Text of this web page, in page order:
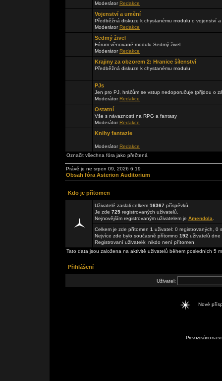
ModerátorRedakce
Vojenství a umění
Předběžná diskuze k chystanému modulu o vojenství
ModerátorRedakce
Sedmý živel
Fórum věnované modulu Sedmý živel
ModerátorRedakce
Krajiny za obzorem 2: Hranice šílenství
Předběžná diskuze k chystanému modulu
PJs
Jen pro PJ, hráčům se vstup nedoporučuje (přijdou o
ModerátorRedakce
Ostatní
Vše s návazností na RPG a fantasy
ModerátorRedakce
Knihy fantazie
ModerátorRedakce
Označit všechna fóra jako přečtená
Právě je ne srpen 09, 2026 6:19
Obsah fóra Asterion Auditorium
Kdo je přítomen
Uživatelé zaslali celkem 16367 příspěvků.
Je zde 725 registrovaných uživatelů.
Nejnovějším registrovaným uživatelem je Amendola
Celkem je zde přítomen 1 uživatel: 0 registrovaných,
Nejvíce zde bylo současně přítomno 192 uživatelů
Registrovaní uživatelé: nikdo není přítomen
Tato data jsou založena na aktivitě uživatelů během posledních 5
Přihlášení
Uživatel:
Nové
Provozováno na